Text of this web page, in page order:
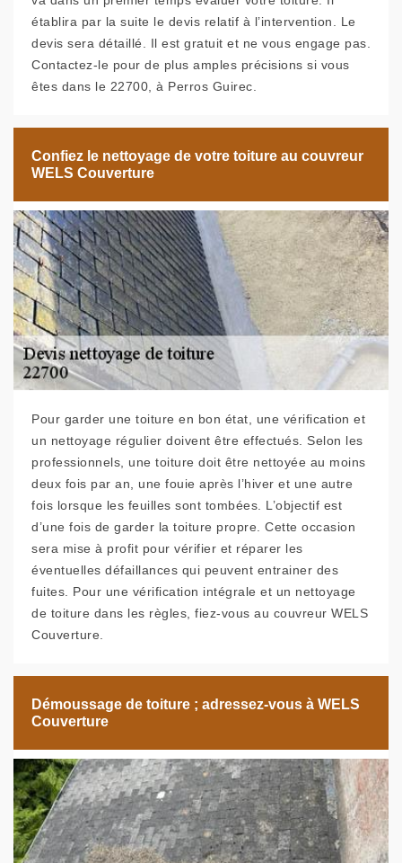
établira par la suite le devis relatif à l’intervention. Le
devis sera détaillé. Il est gratuit et ne vous engage pas.
Contactez-le pour de plus amples précisions si vous
êtes dans le 22700, à Perros Guirec.
Confiez le nettoyage de votre toiture au couvreur
WELS Couverture
Pour garder une toiture en bon état, une vérification et
un nettoyage régulier doivent être effectués. Selon les
professionnels, une toiture doit être nettoyée au moins
deux fois par an, une fouie après l’hiver et une autre
fois lorsque les feuilles sont tombées. L’objectif est
d’une fois de garder la toiture propre. Cette occasion
sera mise à profit pour vérifier et réparer les
éventuelles défaillances qui peuvent entrainer des
fuites. Pour une vérification intégrale et un nettoyage
de toiture dans les règles, fiez-vous au couvreur WELS
Couverture.
Démoussage de toiture ; adressez-vous à WELS
Couverture